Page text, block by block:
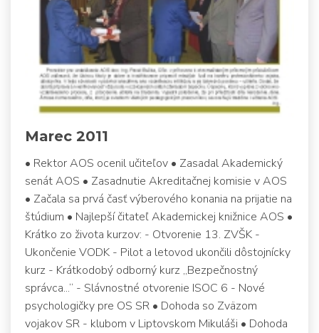
Marec 2011
• Rektor AOS ocenil učiteľov • Zasadal Akademický
senát AOS • Zasadnutie Akreditačnej komisie v AOS
• Začala sa prvá časť výberového konania na prijatie na
štúdium • Najlepší čitateľ Akademickej knižnice AOS •
Krátko zo života kurzov: - Otvorenie 13. ZVŠK -
Ukončenie VODK - Pilot a letovod ukončili dôstojnícky
kurz - Krátkodobý odborný kurz „Bezpečnostný
správca...“ - Slávnostné otvorenie ISOC 6 - Nové
psychologičky pre OS SR • Dohoda so Zväzom
vojakov SR - klubom v Liptovskom Mikuláši • Dohoda